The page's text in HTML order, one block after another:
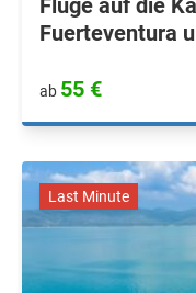
Flüge auf die
Fuerteventura
ab 55 €
Last Minute